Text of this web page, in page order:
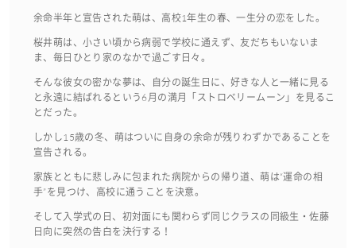
余命半年と宣告された萌は、高校1年生の春、一生分の恋をした。
桜井萌は、小さい頃から病弱で学校に通えず、友だちもいないま
ま、毎日ひとり家のなかで過ごす日々。
そんな彼女の密かな夢は、自分の誕生日に、好きな人と一緒に見る
と永遠に結ばれるという6月の満月「ストロベリームーン」を見るこ
とだった。
しかし15歳の冬、萌はついに自身の余命が残りわずかであることを
宣告される。
家族とともに悲しみに包まれた病院からの帰り道、萌は“運命の相
手”を見つけ、高校に通うことを決意。
そして入学式の日、初対面にも関わらず同じクラスの同級生・佐藤
日向に突然の告白を決行する！